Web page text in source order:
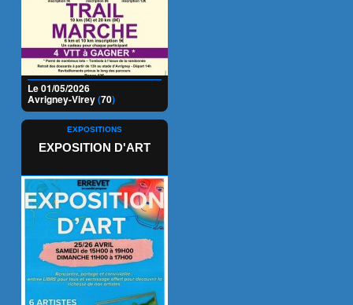
Le 01/05/2026
Avrigney-Virey(70)
EXPOSITIONS
EXPOSITION D'ART